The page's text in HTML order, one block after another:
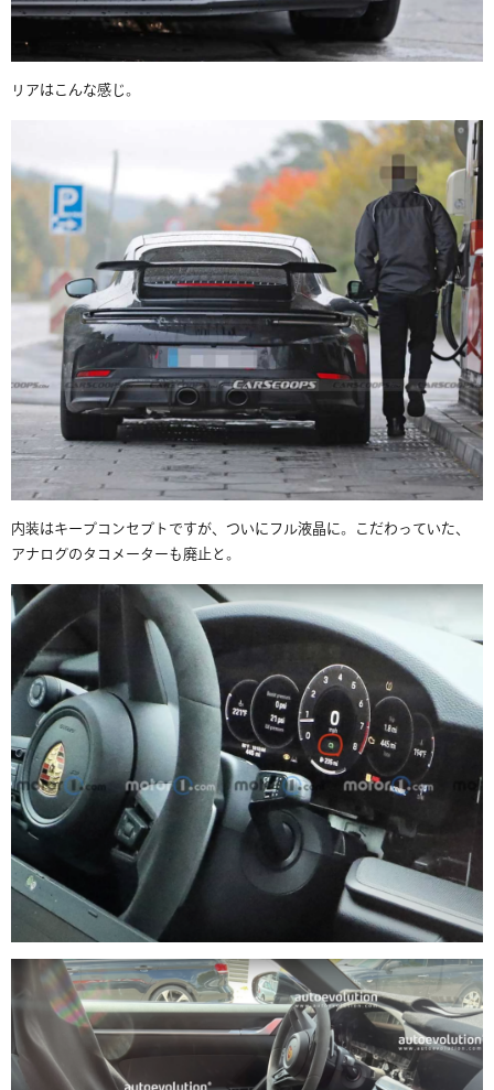
リアはこんな感じ。
内装はキープコンセプトですが、ついにフル液晶に。こだわっていた、
アナログのタコメーターも廃止と。